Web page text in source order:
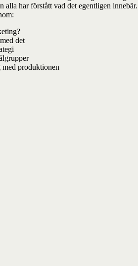
alla har förstått vad det egentligen innebär.
det
med produktionen